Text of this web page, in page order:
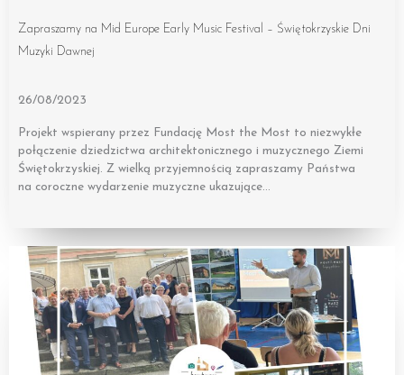
Zapraszamy na Mid Europe Early Music Festival – Świętokrzyskie Dni
Muzyki Dawnej
26/08/2023
Projekt wspierany przez Fundację Most the Most to niezwykłe
połączenie dziedzictwa architektonicznego i muzycznego Ziemi
Świętokrzyskiej. Z wielką przyjemnością zapraszamy Państwa
na coroczne wydarzenie muzyczne ukazujące…